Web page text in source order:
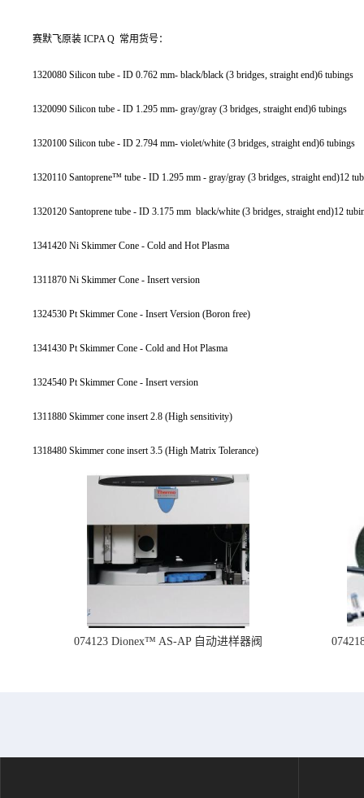
赛默飞原装 ICPA Q 常用货号：
1320080 Silicon tube - ID 0.762 mm- black/black (3 bridges, straight end)6 tubings
1320090 Silicon tube - ID 1.295 mm- gray/gray (3 bridges, straight end)6 tubings
1320100 Silicon tube - ID 2.794 mm- violet/white (3 bridges, straight end)6 tubings
1320110 Santoprene™ tube - ID 1.295 mm - gray/gray (3 bridges, straight end)12
1320120 Santoprene tube - ID 3.175 mm black/white (3 bridges, straight end)12
1341420 Ni Skimmer Cone - Cold and Hot Plasma
1311870 Ni Skimmer Cone - Insert version
1324530 Pt Skimmer Cone - Insert Version (Boron free)
1341430 Pt Skimmer Cone - Cold and Hot Plasma
1324540 Pt Skimmer Cone - Insert version
1311880 Skimmer cone insert 2.8 (High sensitivity)
1318480 Skimmer cone insert 3.5 (High Matrix Tolerance)
074123 Dionex™ AS-AP 自动进样器阀